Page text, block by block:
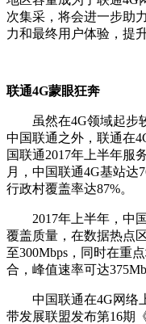
次集采，将会进一步助
力和最终用户体验，提
联通4G蒙眼狂奔
虽然在4G领域起步
中国联通之外，联通在
国联通2017年上半年服
月，中国联通4G基站达
行政村覆盖率达87%。
2017年上半年，中
覆盖质量，在数据热点
至300Mbps，同时在重
合，峰值速率可达
中国联通在4G网络
带发展联盟发布第16期